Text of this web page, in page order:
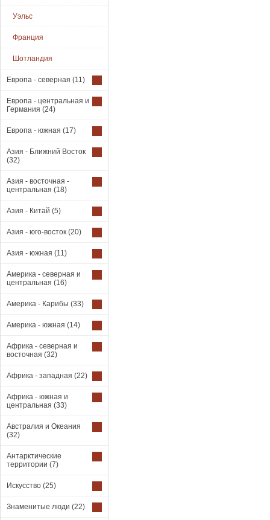
Уэльс
Франция
Шотландия
Европа - северная (11)
Европа - центральная и
Германия (24)
Европа - южная (17)
Азия - Ближний Восток
(32)
Азия - восточная -
центральная (18)
Азия - Китай (5)
Азия - юго-восток (20)
Азия - южная (11)
Америка - северная и
центральная (16)
Америка - Карибы (33)
Америка - южная (14)
Африка - северная и
восточная (32)
Африка - западная (22)
Африка - южная и
центральная (33)
Австралия и Океания
(32)
Антарктические
территории (7)
Искусство (25)
Знаменитые люди (22)